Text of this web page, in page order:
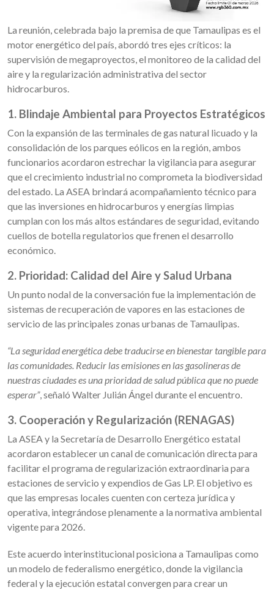
La reunión, celebrada bajo la premisa de que Tamaulipas es el
motor energético del país, abordó tres ejes críticos: la
supervisión de megaproyectos, el monitoreo de la calidad del
aire y la regularización administrativa del sector
hidrocarburos.
1. Blindaje Ambiental para Proyectos Estratégicos
Con la expansión de las terminales de gas natural licuado y la
consolidación de los parques eólicos en la región, ambos
funcionarios acordaron estrechar la vigilancia para asegurar
que el crecimiento industrial no comprometa la biodiversidad
del estado. La ASEA brindará acompañamiento técnico para
que las inversiones en hidrocarburos y energías limpias
cumplan con los más altos estándares de seguridad, evitando
cuellos de botella regulatorios que frenen el desarrollo
económico.
2. Prioridad: Calidad del Aire y Salud Urbana
Un punto nodal de la conversación fue la implementación de
sistemas de recuperación de vapores en las estaciones de
servicio de las principales zonas urbanas de Tamaulipas.
“La seguridad energética debe traducirse en bienestar tangible para
las comunidades. Reducir las emisiones en las gasolineras de
nuestras ciudades es una prioridad de salud pública que no puede
esperar”, señaló Walter Julián Ángel durante el encuentro.
3. Cooperación y Regularización (RENAGAS)
La ASEA y la Secretaría de Desarrollo Energético estatal
acordaron establecer un canal de comunicación directa para
facilitar el programa de regularización extraordinaria para
estaciones de servicio y expendios de Gas LP. El objetivo es
que las empresas locales cuenten con certeza jurídica y
operativa, integrándose plenamente a la normativa ambiental
vigente para 2026.
Este acuerdo interinstitucional posiciona a Tamaulipas como
un modelo de federalismo energético, donde la vigilancia
federal y la ejecución estatal convergen para crear un